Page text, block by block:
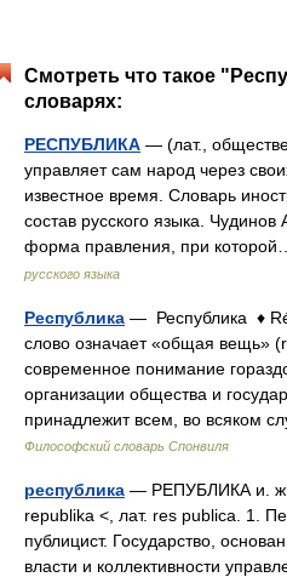
Смотреть что такое
словарях:
РЕСПУБЛИКА — (лат.,
управляет сам народ через
известное время. Словарь
состав русского языка.
форма правления, при
русского языка
Республика — Республика ♦
слово означает «общая вещь»
современное понимание
организации общества и
принадлежит всем, во всяком
Философский словарь Спонвиля
республика — РЕПУБЛИКА и.
republika <, лат. res publica. 1.
публицист. Государство,
власти и коллективности